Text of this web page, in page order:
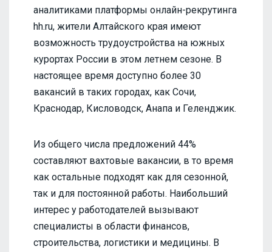
аналитиками платформы онлайн-рекрутинга
hh.ru, жители Алтайского края имеют
возможность трудоустройства на южных
курортах России в этом летнем сезоне. В
настоящее время доступно более 30
вакансий в таких городах, как Сочи,
Краснодар, Кисловодск, Анапа и Геленджик.
Из общего числа предложений 44%
составляют вахтовые вакансии, в то время
как остальные подходят как для сезонной,
так и для постоянной работы. Наибольший
интерес у работодателей вызывают
специалисты в области финансов,
строительства, логистики и медицины. В